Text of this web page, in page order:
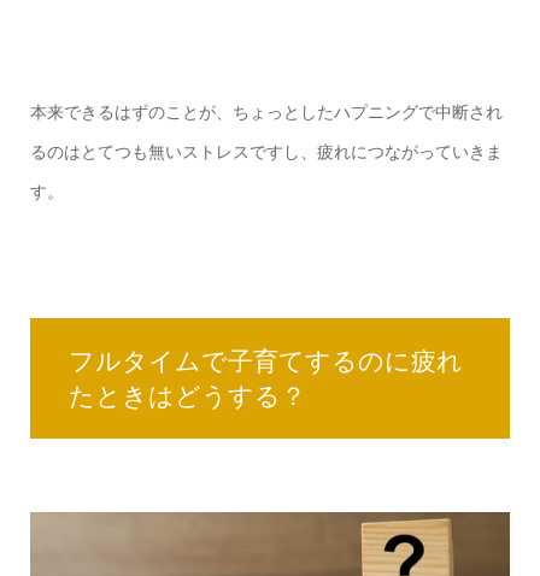
本来できるはずのことが、ちょっとしたハプニングで中断され
るのはとてつも無いストレスですし、疲れにつながっていきま
す。
フルタイムで子育てするのに疲れ
たときはどうする？